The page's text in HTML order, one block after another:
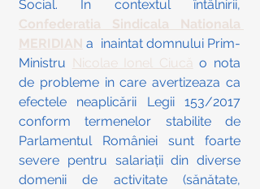
Confederatia Sindicala Nationala
MERIDIAN a  inaintat domnului Prim-
Ministru
Nicolae Ionel Ciucă o nota
de probleme in care avertizeaza ca
efectele neaplicării Legii 153/2017
conform termenelor stabilite de
Parlamentul României sunt foarte
severe pentru salariații din diverse
domenii de activitate (sănătate,